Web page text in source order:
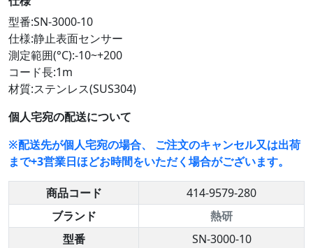
型番:SN-3000-10
仕様:静止表面センサー
測定範囲(°C):-10~+200
コード長:1m
材質:ステンレス(SUS304)
個人宅宛の配送について
※配送先が個人宅宛の場合、 ご注文のキャンセル又は出荷
まで+3営業日ほどお時間をいただく場合がございます。
商品コード
414-9579-280
ブランド
熱研
型番
SN-3000-10